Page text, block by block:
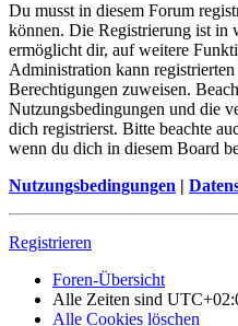
Du musst in diesem Forum
können. Die Registrierung ist in
ermöglicht dir, auf weitere
Administration kann
Berechtigungen zuweisen.
Nutzungsbedingungen und die
dich registrierst. Bitte beachte
wenn du dich in diesem Board
Nutzungsbedingungen |
Registrieren
Foren-Übersicht
Alle Zeiten sind
Alle Cookies löschen